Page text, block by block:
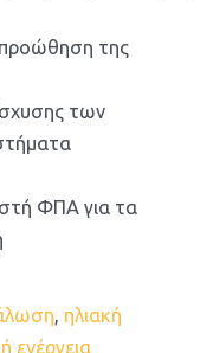
προώθηση της
των
ΦΠΑ για τα
, ηλιακή
ενέργεια